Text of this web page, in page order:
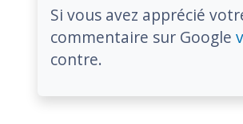
Si vous avez apprécié
commentaire sur Google
contre.